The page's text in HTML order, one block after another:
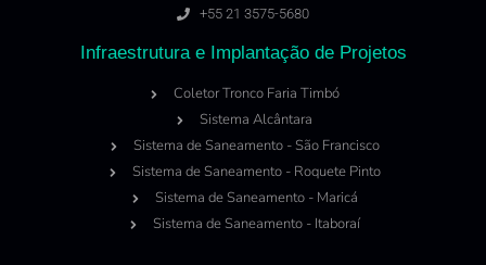
+55 21 3575-5680
Infraestrutura e Implantação de Projetos
Coletor Tronco Faria Timbó
Sistema Alcântara
Sistema de Saneamento - São Francisco
Sistema de Saneamento - Roquete Pinto
Sistema de Saneamento - Maricá
Sistema de Saneamento - Itaboraí